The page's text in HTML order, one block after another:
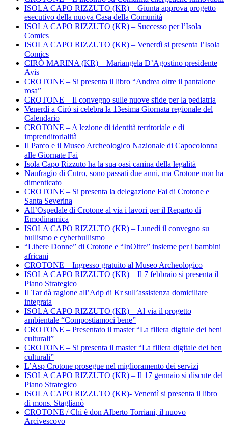
ISOLA CAPO RIZZUTO (KR) – Giunta approva progetto
esecutivo della nuova Casa della Comunità
ISOLA CAPO RIZZUTO (KR) – Successo per l’Isola
Comics
ISOLA CAPO RIZZUTO (KR) – Venerdì si presenta l’Isola
Comics
CIRÒ MARINA (KR) – Mariangela D’Agostino presidente
Avis
CROTONE – Si presenta il libro “Andrea oltre il pantalone
rosa”
CROTONE – Il convegno sulle nuove sfide per la pediatria
Venerdì a Cirò si celebra la 13esima Giornata regionale del
Calendario
CROTONE – A lezione di identità territoriale e di
imprenditorialità
Il Parco e il Museo Archeologico Nazionale di Capocolonna
alle Giornate Fai
Isola Capo Rizzuto ha la sua oasi canina della legalità
Naufragio di Cutro, sono passati due anni, ma Crotone non ha
dimenticato
CROTONE – Si presenta la delegazione Fai di Crotone e
Santa Severina
All’Ospedale di Crotone al via i lavori per il Reparto di
Emodinamica
ISOLA CAPO RIZZUTO (KR) – Lunedì il convegno su
bullismo e cyberbullismo
“Libere Donne” di Crotone e “InOltre” insieme per i bambini
africani
CROTONE – Ingresso gratuito al Museo Archeologico
ISOLA CAPO RIZZUTO (KR) – Il 7 febbraio si presenta il
Piano Strategico
Il Tar dà ragione all’Adp di Kr sull’assistenza domiciliare
integrata
ISOLA CAPO RIZZUTO (KR) – Al via il progetto
ambientale “Compostiamoci bene”
CROTONE – Presentato il master “La filiera digitale dei beni
culturali”
CROTONE – Si presenta il master “La filiera digitale dei ben
culturali”
L’Asp Crotone prosegue nel miglioramento dei servizi
ISOLA CAPO RIZZUTO (KR) – Il 17 gennaio si discute del
Piano Strategico
ISOLA CAPO RIZZUTO (KR)- Venerdì si presenta il libro
di mons. Staglianò
CROTONE / Chi è don Alberto Torriani, il nuovo
Arcivescovo